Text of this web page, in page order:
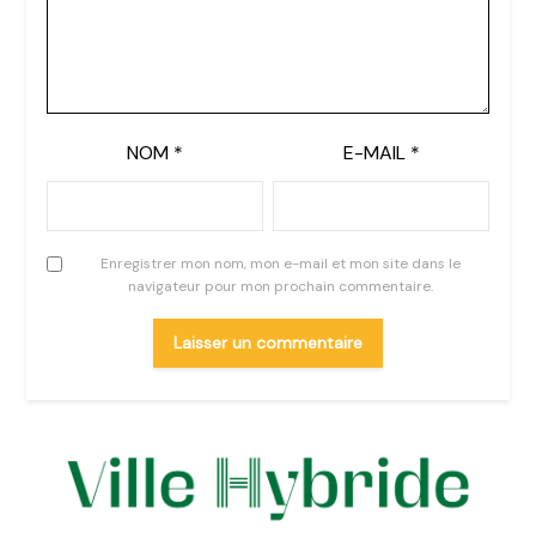
NOM * E-MAIL *
Enregistrer mon nom, mon e-mail et mon site dans le
navigateur pour mon prochain commentaire.